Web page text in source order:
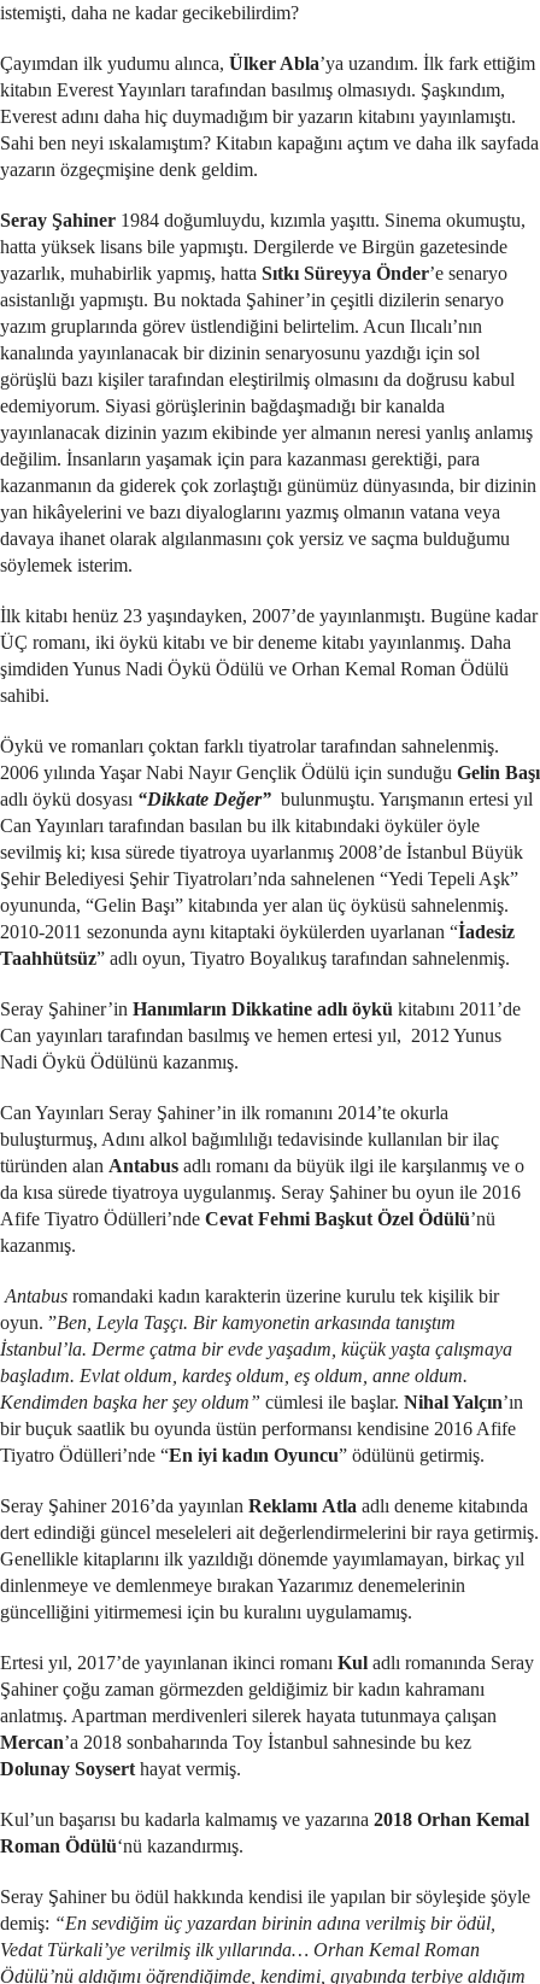
istemişti, daha ne kadar gecikebilirdim?
Çayımdan ilk yudumu alınca, Ülker Abla’ya uzandım. İlk fark ettiğim
kitabın Everest Yayınları tarafından basılmış olmasıydı. Şaşkındım,
Everest adını daha hiç duymadığım bir yazarın kitabını yayınlamıştı.
Sahi ben neyi ıskalamıştım? Kitabın kapağını açtım ve daha ilk sayfada
yazarın özgeçmişine denk geldim.
Seray Şahiner 1984 doğumluydu, kızımla yaşıttı. Sinema okumuştu,
hatta yüksek lisans bile yapmıştı. Dergilerde ve Birgün gazetesinde
yazarlık, muhabirlik yapmış, hatta Sıtkı Süreyya Önder’e senaryo
asistanlığı yapmıştı. Bu noktada Şahiner’in çeşitli dizilerin senaryo
yazım gruplarında görev üstlendiğini belirtelim. Acun Ilıcalı’nın
kanalında yayınlanacak bir dizinin senaryosunu yazdığı için sol
görüşlü bazı kişiler tarafından eleştirilmiş olmasını da doğrusu kabul
edemiyorum. Siyasi görüşlerinin bağdaşmadığı bir kanalda
yayınlanacak dizinin yazım ekibinde yer almanın neresi yanlış anlamış
değilim. İnsanların yaşamak için para kazanması gerektiği, para
kazanmanın da giderek çok zorlaştığı günümüz dünyasında, bir dizinin
yan hikâyelerini ve bazı diyaloglarını yazmış olmanın vatana veya
davaya ihanet olarak algılanmasını çok yersiz ve saçma bulduğumu
söylemek isterim.
İlk kitabı henüz 23 yaşındayken, 2007’de yayınlanmıştı. Bugüne kadar
ÜÇ romanı, iki öykü kitabı ve bir deneme kitabı yayınlanmış. Daha
şimdiden Yunus Nadi Öykü Ödülü ve Orhan Kemal Roman Ödülü
sahibi.
Öykü ve romanları çoktan farklı tiyatrolar tarafından sahnelenmiş.
2006 yılında Yaşar Nabi Nayır Gençlik Ödülü için sunduğu Gelin Başı
adlı öykü dosyası “Dikkate Değer” bulunmuştu. Yarışmanın ertesi yıl
Can Yayınları tarafından basılan bu ilk kitabındaki öyküler öyle
sevilmiş ki; kısa sürede tiyatroya uyarlanmış 2008’de İstanbul Büyük
Şehir Belediyesi Şehir Tiyatroları’nda sahnelenen “Yedi Tepeli Aşk”
oyununda, “Gelin Başı” kitabında yer alan üç öyküsü sahnelenmiş.
2010-2011 sezonunda aynı kitaptaki öykülerden uyarlanan “İadesiz
Taahhütsüz” adlı oyun, Tiyatro Boyalıkuş tarafından sahnelenmiş.
Seray Şahiner’in Hanımların Dikkatine adlı öykü kitabını 2011’de
Can yayınları tarafından basılmış ve hemen ertesi yıl, 2012 Yunus
Nadi Öykü Ödülünü kazanmış.
Can Yayınları Seray Şahiner’in ilk romanını 2014’te okurla
buluşturmuş, Adını alkol bağımlılığı tedavisinde kullanılan bir ilaç
türünden alan Antabus adlı romanı da büyük ilgi ile karşılanmış ve o
da kısa sürede tiyatroya uygulanmış. Seray Şahiner bu oyun ile 2016
Afife Tiyatro Ödülleri’nde Cevat Fehmi Başkut Özel Ödülü’nü
kazanmış.
Antabus romandaki kadın karakterin üzerine kurulu tek kişilik bir
oyun. ”Ben, Leyla Taşçı. Bir kamyonetin arkasında tanıştım
İstanbul’la. Derme çatma bir evde yaşadım, küçük yaşta çalışmaya
başladım. Evlat oldum, kardeş oldum, eş oldum, anne oldum.
Kendimden başka her şey oldum” cümlesi ile başlar. Nihal Yalçın’ın
bir buçuk saatlik bu oyunda üstün performansı kendisine 2016 Afife
Tiyatro Ödülleri’nde “En iyi kadın Oyuncu” ödülünü getirmiş.
Seray Şahiner 2016’da yayınlan Reklamı Atla adlı deneme kitabında
dert edindiği güncel meseleleri ait değerlendirmelerini bir raya getirmiş.
Genellikle kitaplarını ilk yazıldığı dönemde yayımlamayan, birkaç yıl
dinlenmeye ve demlenmeye bırakan Yazarımız denemelerinin
güncelliğini yitirmemesi için bu kuralını uygulamamış.
Ertesi yıl, 2017’de yayınlanan ikinci romanı Kul adlı romanında Seray
Şahiner çoğu zaman görmezden geldiğimiz bir kadın kahramanı
anlatmış. Apartman merdivenleri silerek hayata tutunmaya çalışan
Mercan’a 2018 sonbaharında Toy İstanbul sahnesinde bu kez
Dolunay Soysert hayat vermiş.
Kul’un başarısı bu kadarla kalmamış ve yazarına 2018 Orhan Kemal
Roman Ödülü‘nü kazandırmış.
Seray Şahiner bu ödül hakkında kendisi ile yapılan bir söyleşide şöyle
demiş: “En sevdiğim üç yazardan birinin adına verilmiş bir ödül,
Vedat Türkali’ye verilmiş ilk yıllarında… Orhan Kemal Roman
Ödülü’nü aldığımı öğrendiğimde, kendimi, gıyabında terbiye aldığım